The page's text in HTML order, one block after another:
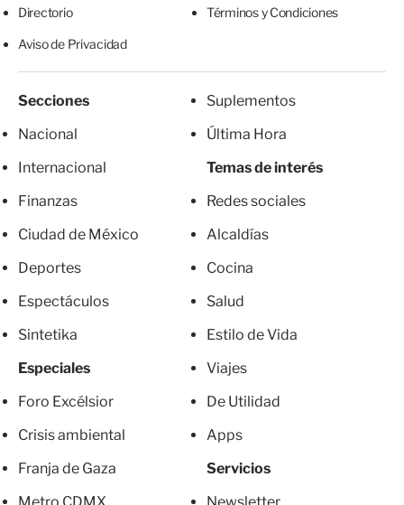
Directorio Términos y Condiciones
Aviso de Privacidad
Secciones
Nacional
Internacional
Finanzas
Ciudad de México
Deportes
Espectáculos
Sintetika
Especiales
Foro Excélsior
Crisis ambiental
Franja de Gaza
Suplementos
Última Hora
Temas de interés
Redes sociales
Alcaldías
Cocina
Salud
Estilo de Vida
Viajes
De Utilidad
Apps
Servicios